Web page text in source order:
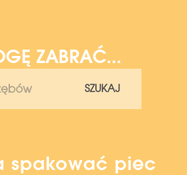
ZABRAĆ...
SZUKAJ
spakować piec